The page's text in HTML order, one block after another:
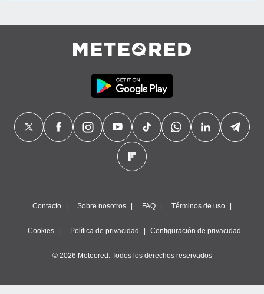
Contacto Sobre nosotros FAQ Términos de uso
Cookies Política de privacidad Configuración de privacidad
© 2026 Meteored. Todos los derechos reservados